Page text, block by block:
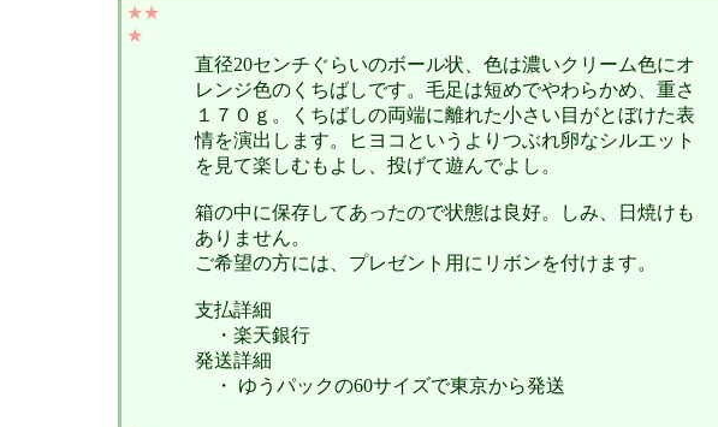
★★
★
直径20センチぐらいのボール状、色は濃いクリーム色にオ
レンジ色のくちばしです。毛足は短めでやわらかめ、重さ
１７０ｇ。くちばしの両端に離れた小さい目がとぼけた表
情を演出します。ヒヨコというよりつぶれ卵なシルエット
を見て楽しむもよし、投げて遊んでよし。
箱の中に保存してあったので状態は良好。しみ、日焼けも
ありません。
ご希望の方には、プレゼント用にリボンを付けます。
支払詳細
・楽天銀行
発送詳細
・ ゆうパックの60サイズで東京から発送